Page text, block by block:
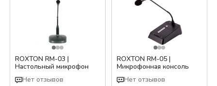
ROXTON RM-03 |
Настольный микрофон
Нет отзывов
ROXTON RM-05 |
Микрофонная консоль
Нет отзывов